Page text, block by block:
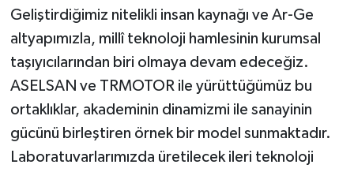
Geliştirdiğimiz nitelikli insan kaynağı ve Ar-Ge
altyapımızla, millî teknoloji hamlesinin kurumsal
taşıyıcılarından biri olmaya devam edeceğiz.
ASELSAN ve TRMOTOR ile yürüttüğümüz bu
ortaklıklar, akademinin dinamizmi ile sanayinin
gücünü birleştiren örnek bir model sunmaktadır.
Laboratuvarlarımızda üretilecek ileri teknoloji